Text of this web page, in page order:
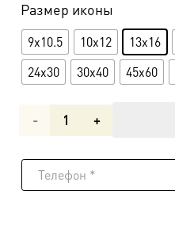
Размер иконы
9x10.5 10x12 13x16
24x30
30x40 45х60
Количество
Икона